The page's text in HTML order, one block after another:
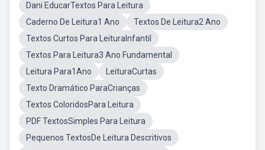
Dani EducarTextos Para Leitura
Caderno De Leitura1 Ano
Textos De Leitura2 Ano
Textos Curtos Para LeituraInfantil
Textos Para Leitura3 Ano Fundamental
Leitura Para1Ano
LeituraCurtas
Texto Dramático ParaCrianças
Textos ColoridosPara Leitura
PDF TextosSimples Para Leitura
Pequenos TextosDe Leitura Descritivos